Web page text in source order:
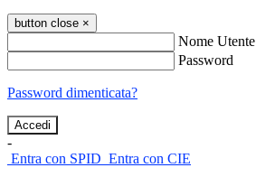
button close ×
Nome Utente
Password
Password dimenticata?
-
Entra con SPID Entra con CIE